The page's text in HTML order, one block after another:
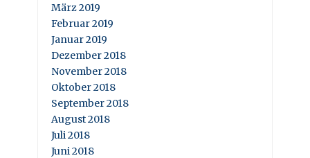
März 2019
Februar 2019
Januar 2019
Dezember 2018
November 2018
Oktober 2018
September 2018
August 2018
Juli 2018
Juni 2018